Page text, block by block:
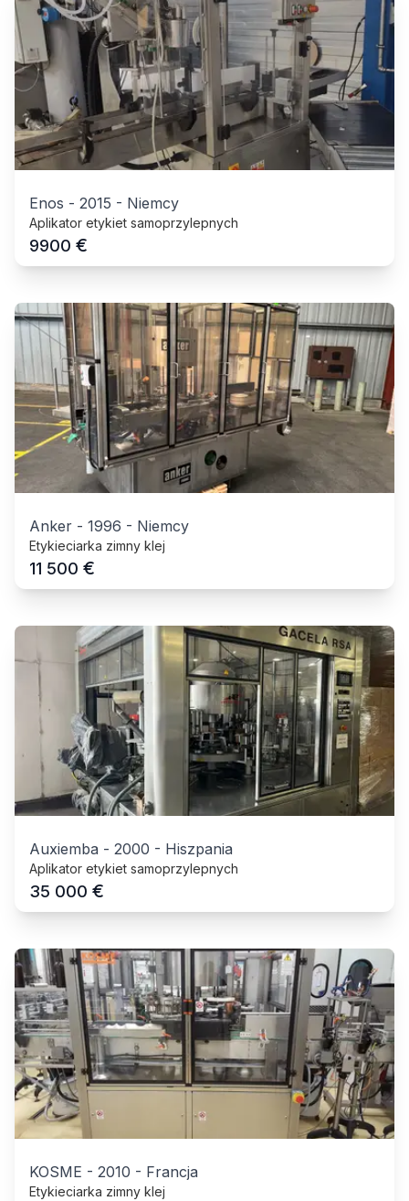
Enos - 2015 - Niemcy
Aplikator etykiet samoprzylepnych
9900 €
Anker - 1996 - Niemcy
Etykieciarka zimny klej
11 500 €
Auxiemba - 2000 - Hiszpania
Aplikator etykiet samoprzylepnych
35 000 €
KOSME - 2010 - Francja
Etykieciarka zimny klej